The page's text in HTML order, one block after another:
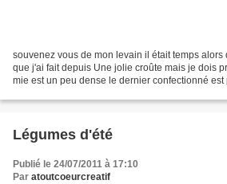
souvenez vous de mon levain il était temps alors
que j'ai fait depuis Une jolie croûte mais je dois
mie est un peu dense le dernier confectionné
Légumes d'été
Publié le 24/07/2011 à 17:10
Par atoutcoeurcreatif